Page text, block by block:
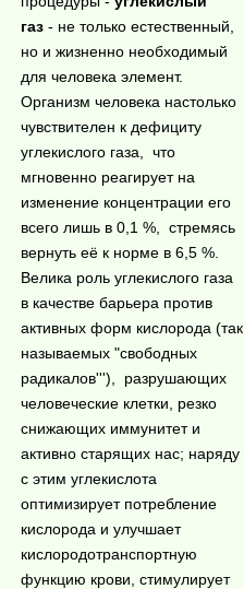
газ - не только естественный,
но и жизненно необходимый
для человека элемент.
Организм человека настолько
чувствителен к дефициту
углекислого газа, что
мгновенно реагирует на
изменение концентрации его
всего лишь в 0,1 %, стремясь
вернуть её к норме в 6,5 %.
Велика роль углекислого газа
в качестве барьера против
активных форм кислорода (так
называемых "свободных
радикалов'''), разрушающих
человеческие клетки, резко
снижающих иммунитет и
активно старящих нас; наряду
с этим углекислота
оптимизирует потребление
кислорода и улучшает
кислородотранспортную
функцию крови, стимулирует